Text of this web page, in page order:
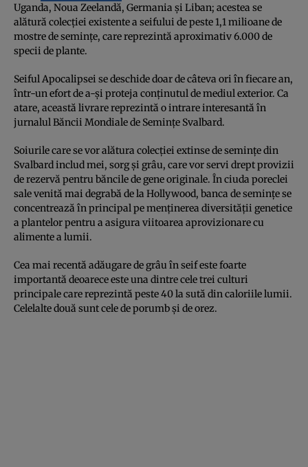
Uganda, Noua Zeelandă, Germania și Liban; acestea se
alătură colecției existente a seifului de peste 1,1 milioane de
mostre de semințe, care reprezintă aproximativ 6.000 de
specii de plante.
Seiful Apocalipsei se deschide doar de câteva ori în fiecare an,
într-un efort de a-și proteja conținutul de mediul exterior. Ca
atare, această livrare reprezintă o intrare interesantă în
jurnalul Băncii Mondiale de Semințe Svalbard.
Soiurile care se vor alătura colecției extinse de semințe din
Svalbard includ mei, sorg și grâu, care vor servi drept provizii
de rezervă pentru băncile de gene originale. În ciuda poreclei
sale venită mai degrabă de la Hollywood, banca de semințe se
concentrează în principal pe menținerea diversității genetice
a plantelor pentru a asigura viitoarea aprovizionare cu
alimente a lumii.
Cea mai recentă adăugare de grâu în seif este foarte
importantă deoarece este una dintre cele trei culturi
principale care reprezintă peste 40 la sută din caloriile lumii.
Celelalte două sunt cele de porumb și de orez.